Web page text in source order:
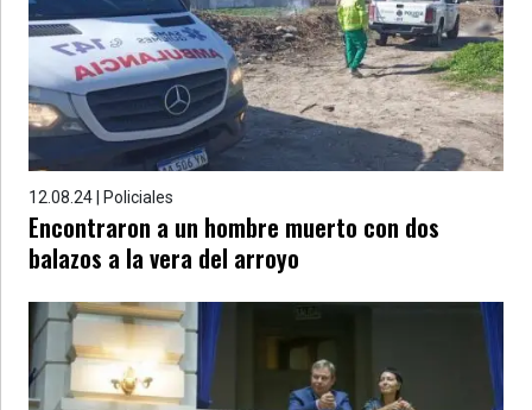
12.08.24 | Policiales
Encontraron a un hombre muerto con dos
balazos a la vera del arroyo